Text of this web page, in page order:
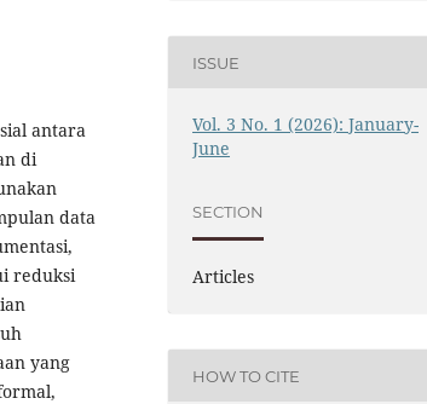
antara
di
data
reduksi
yang
ISSUE
Vol. 3 No. 1 (2026): January-
June
SECTION
Articles
HOW TO CITE